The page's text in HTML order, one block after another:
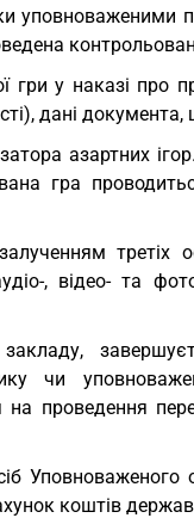
гри у наказі про
дані
азартних
гра
третіх
, відео- та
чи
на проведення
Уповноваженого
коштів